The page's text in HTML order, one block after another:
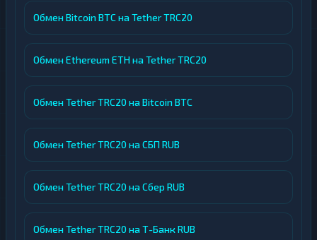
Обмен Bitcoin BTC на Tether TRC20
Обмен Ethereum ETH на Tether TRC20
Обмен Tether TRC20 на Bitcoin BTC
Обмен Tether TRC20 на СБП RUB
Обмен Tether TRC20 на Сбер RUB
Обмен Tether TRC20 на Т-Банк RUB